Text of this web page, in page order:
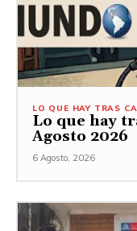
LO QUE HAY TRAS
Lo que hay
Agosto 2026
6 Agosto, 2026